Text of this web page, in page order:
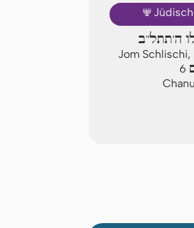
🕎
ה'תתל"ב
Jom
6